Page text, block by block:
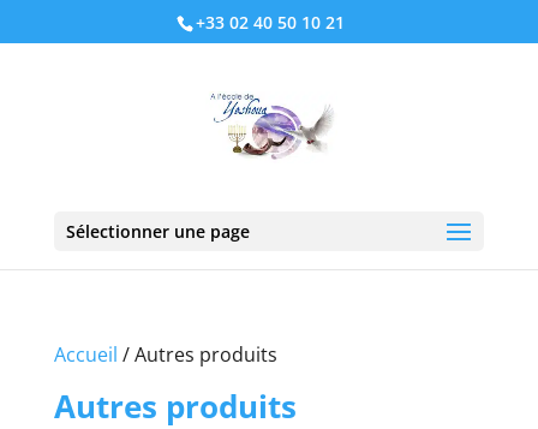
+33 02 40 50 10 21
Sélectionner une page
Accueil / Autres produits
Autres produits